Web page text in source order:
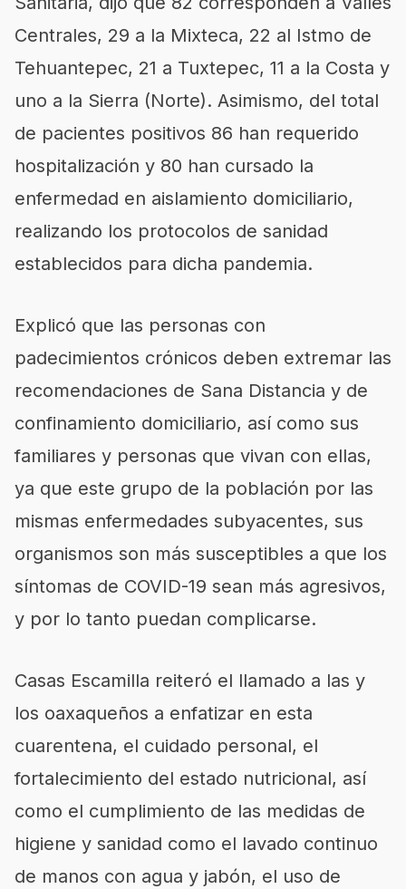
Centrales, 29 a la Mixteca, 22 al Istmo de
Tehuantepec, 21 a Tuxtepec, 11 a la Costa y
uno a la Sierra (Norte). Asimismo, del total
de pacientes positivos 86 han requerido
hospitalización y 80 han cursado la
enfermedad en aislamiento domiciliario,
realizando los protocolos de sanidad
establecidos para dicha pandemia.
Explicó que las personas con
padecimientos crónicos deben extremar las
recomendaciones de Sana Distancia y de
confinamiento domiciliario, así como sus
familiares y personas que vivan con ellas,
ya que este grupo de la población por las
mismas enfermedades subyacentes, sus
organismos son más susceptibles a que los
síntomas de COVID-19 sean más agresivos,
y por lo tanto puedan complicarse.
Casas Escamilla reiteró el llamado a las y
los oaxaqueños a enfatizar en esta
cuarentena, el cuidado personal, el
fortalecimiento del estado nutricional, así
como el cumplimiento de las medidas de
higiene y sanidad como el lavado continuo
de manos con agua y jabón, el uso de